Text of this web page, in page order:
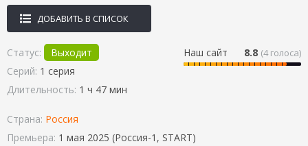
ДОБАВИТЬ В СПИСОК
Наш сайт 8.8 (4голоса)
Статус:
Выходит
Серий: 1 серия
Длительность: 1 ч 47 мин
Страна: Россия
Премьера: 1 мая 2025 (Россия-1, START)